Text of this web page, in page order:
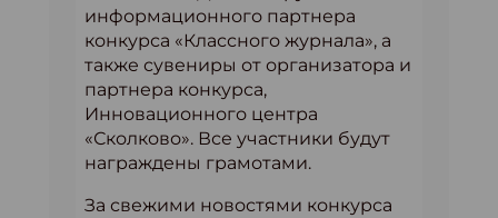
информационного партнера
конкурса «Классного журнала», а
также сувениры от организатора и
партнера конкурса,
Инновационного центра
«Сколково». Все участники будут
награждены грамотами.
За свежими новостями конкурса